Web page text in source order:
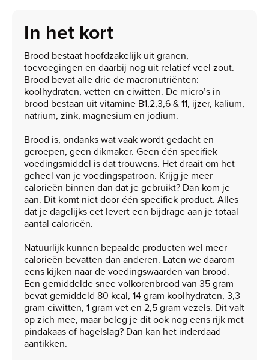
In het kort
Brood bestaat hoofdzakelijk uit granen,
toevoegingen en daarbij nog uit relatief veel zout.
Brood bevat alle drie de macronutriënten:
koolhydraten, vetten en eiwitten. De micro’s in
brood bestaan uit vitamine B1,2,3,6 & 11, ijzer, kalium,
natrium, zink, magnesium en jodium.
Brood is, ondanks wat vaak wordt gedacht en
geroepen, geen dikmaker. Geen één specifiek
voedingsmiddel is dat trouwens. Het draait om het
geheel van je voedingspatroon. Krijg je meer
calorieën binnen dan dat je gebruikt? Dan kom je
aan. Dit komt niet door één specifiek product. Alles
dat je dagelijks eet levert een bijdrage aan je totaal
aantal calorieën.
Natuurlijk kunnen bepaalde producten wel meer
calorieën bevatten dan anderen. Laten we daarom
eens kijken naar de voedingswaarden van brood.
Een gemiddelde snee volkorenbrood van 35 gram
bevat gemiddeld 80 kcal, 14 gram koolhydraten, 3,3
gram eiwitten, 1 gram vet en 2,5 gram vezels. Dit valt
op zich mee, maar beleg je dit ook nog eens rijk met
pindakaas of hagelslag? Dan kan het inderdaad
aantikken.